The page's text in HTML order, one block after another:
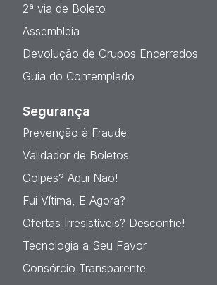
2ª via de Boleto
Assembleia
Devolução de Grupos Encerrados
Guia do Contemplado
Segurança
Prevenção à Fraude
Validador de Boletos
Golpes? Aqui Não!
Fui Vítima, E Agora?
Ofertas Irresistíveis? Desconfie!
Tecnologia a Seu Favor
Consórcio Transparente